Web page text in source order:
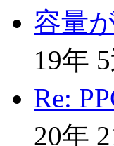
容量
19年
Re:
20年